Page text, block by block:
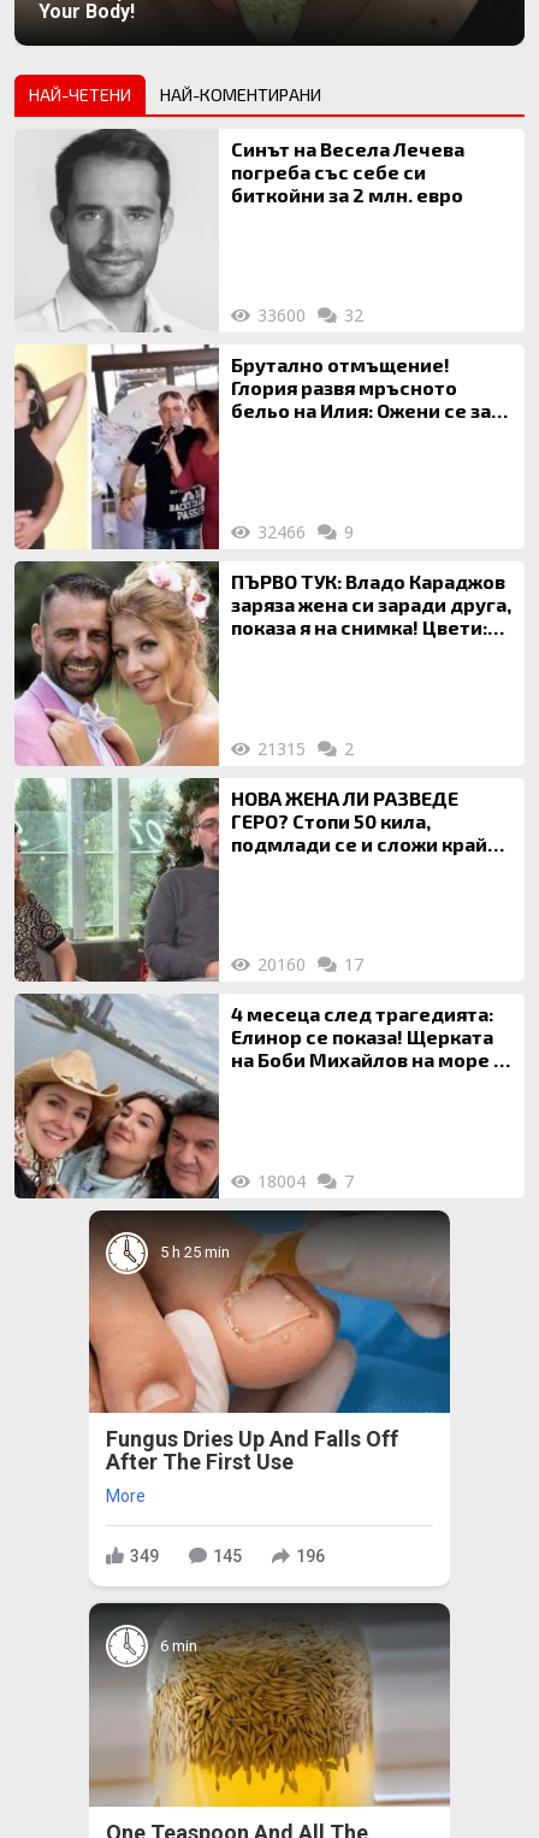
Your Body!
НАЙ-ЧЕТЕНИ НАЙ-КОМЕНТИРАНИ
Синът на Весела Лечева
погреба със себе си
биткойни за 2 млн. евро
33600 32
Брутално отмъщение!
Глория развя мръсното
бельо на Илия: Ожени се за
32466 9
ПЪРВО ТУК: Владо Караджов
заряза жена си заради друга,
показа я на снимка! Цвети:
21315 2
НОВА ЖЕНА ЛИ РАЗВЕДЕ
ГЕРО? Стопи 50 кила,
подмлади се и сложи край
20160 17
4 месеца след трагедията:
Елинор се показа! Щерката
на Боби Михайлов на море с
18004 7
5 h 25 min
Fungus Dries Up And Falls Off
After The First Use
More
349 145 196
6 min
One Teaspoon And All The